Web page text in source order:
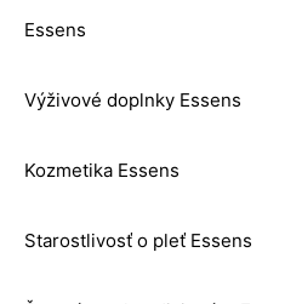
Essens
Výživové doplnky Essens
Kozmetika Essens
Starostlivosť o pleť Essens